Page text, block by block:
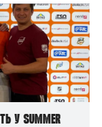
у Summer